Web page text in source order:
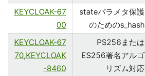
KEYCLOAK-67
00
stateパラメタ保護
のためのs_hash
KEYCLOAK-67
70,KEYCLOAK
-8460
PS256または
ES256署名アルゴ
リズム対応